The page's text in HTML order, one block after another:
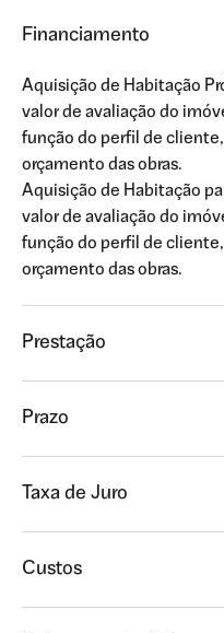
Financiamento
Aquisição de Habitação
valor de avaliação do
função do perfil de cliente,
orçamento das obras.
Aquisição de Habitação
valor de avaliação do
função do perfil de cliente,
orçamento das obras.
Prestação
Prazo
Taxa de Juro
Custos